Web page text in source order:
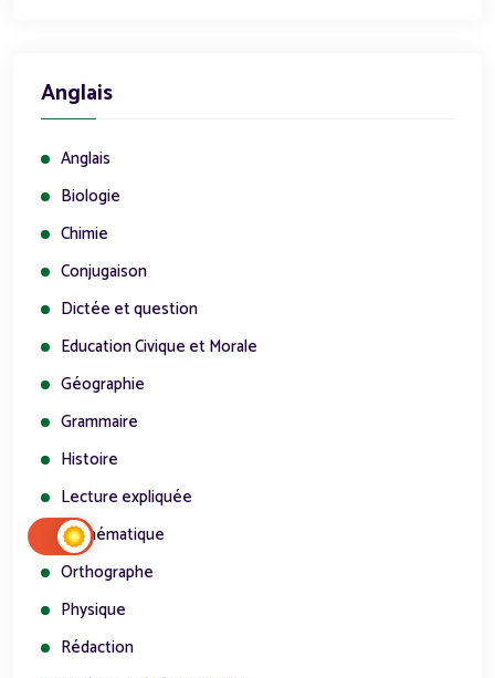
Anglais
Anglais
Biologie
Chimie
Conjugaison
Dictée et question
Education Civique et Morale
Géographie
Grammaire
Histoire
Lecture expliquée
Mathématique
Orthographe
Physique
Rédaction